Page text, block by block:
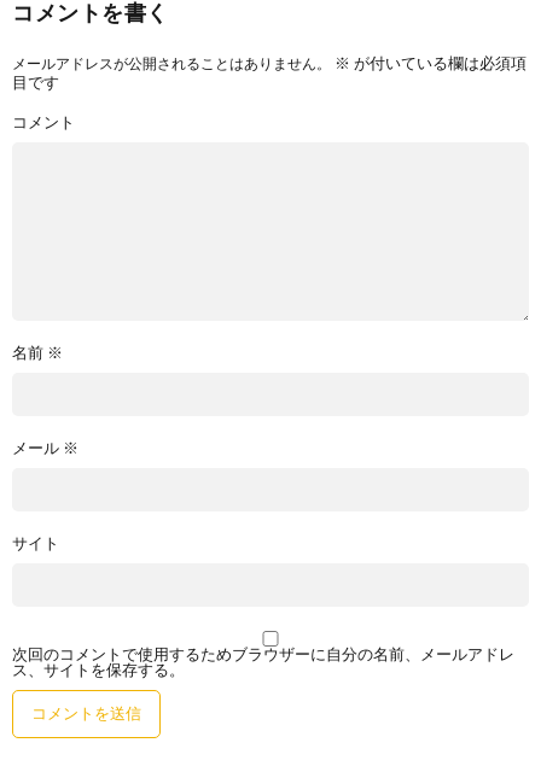
コメントを書く
メールアドレスが公開されることはありません。 ※ が付いている欄は必須項
目です
コメント
名前 ※
メール ※
サイト
次回のコメントで使用するためブラウザーに自分の名前、メールアドレ
ス、サイトを保存する。